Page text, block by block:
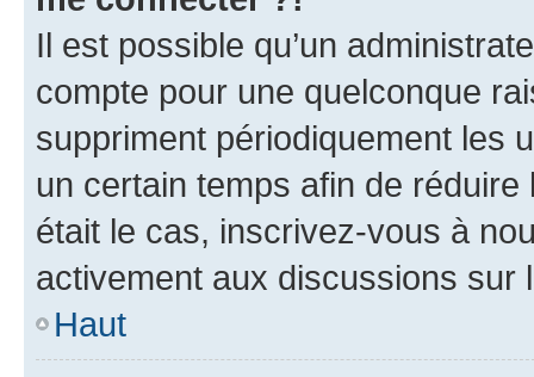
Il est possible qu’un
compte pour une quelconque
suppriment périodiquement les
un certain temps afin de
était le cas, inscrivez-vous à
activement aux discussions sur
Haut